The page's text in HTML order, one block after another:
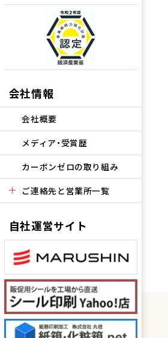
会社情報
会社概要
メディア・受賞歴
カーボンゼロの取り組み
ご連絡先と営業所一覧
自社運営サイト